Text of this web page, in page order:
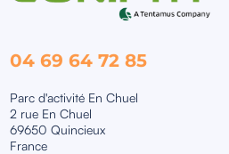
04 69 64 72 85
Parc d'activité En Chuel
2 rue En Chuel
69650 Quincieux
France